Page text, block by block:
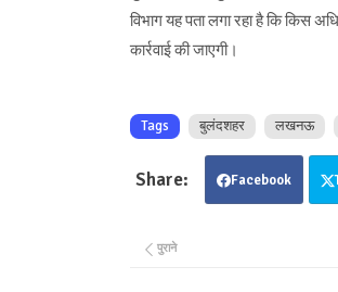
विभाग यह पता लगा रहा है कि किस
कार्रवाई की जाएगी।
Tags बुलंदशहर लखनऊ
Facebook
पुराने